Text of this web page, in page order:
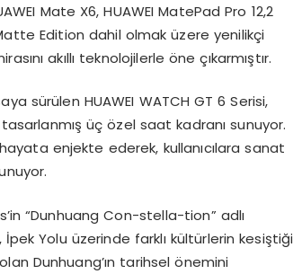
Mate X6, HUAWEI MatePad Pro 12,2
Edition dahil olmak üzere yenilikçi
akıllı teknolojilerle öne çıkarmıştır.
sürülen HUAWEI WATCH GT 6 Serisi,
üç özel saat kadranı sunuyor.
enjekte ederek, kullanıcılara sanat
“Dunhuang Con-stella-tion” adlı
Yolu üzerinde farklı kültürlerin kesiştiği
Dunhuang’ın tarihsel önemini